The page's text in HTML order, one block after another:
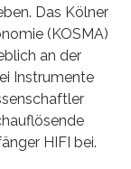
Das Kölner
(KOSMA)
an der
Instrumente
HIFI bei.